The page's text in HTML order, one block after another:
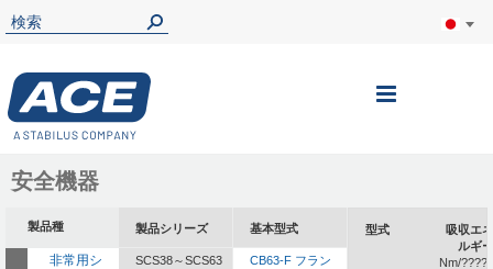
ナ
安全機器
製品種
非常用シ
製品シリーズ
SCS38～SCS63
基本型式
CB63-F フラン
型式
吸収エネ
ルギー
Nm/?????